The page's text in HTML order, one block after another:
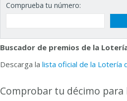
Comprueba tu número:
Buscador de premios de la
Descarga la lista oficial de la Lotería
Comprobar tu décimo